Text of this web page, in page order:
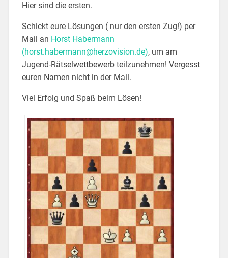
Hier sind die ersten.
Schickt eure Lösungen ( nur den ersten Zug!) per
Mail an Horst Habermann
(horst.habermann@herzovision.de), um am
Jugend-Rätselwettbewerb teilzunehmen! Vergesst
euren Namen nicht in der Mail.
Viel Erfolg und Spaß beim Lösen!